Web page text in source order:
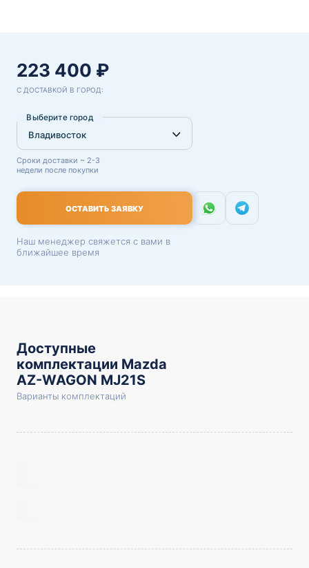
223 400 ₽
С ДОСТАВКОЙ В ГОРОД:
Выберите город
Сроки доставки ~ 2-3
недели после покупки
ОСТАВИТЬ ЗАЯВКУ
Наш менеджер свяжется с вами в
ближайшее время
Доступные
комплектации Mazda
AZ-WAGON MJ21S
Варианты комплектаций